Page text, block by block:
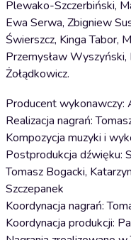
Plewako-Szczerbiński,
Ewa Serwa, Zbigniew
Świerszcz, Kinga Tabor,
Przemysław
Żołądkowicz.
Producent wykonawczy:
Realizacja nagrań:
Kompozycja muzyki i
Postprodukcja dźwięku:
Tomasz Bogacki,
Szczepanek
Koordynacja nagrań:
Koordynacja produkcji: